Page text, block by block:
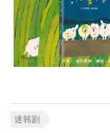
迷韩剧